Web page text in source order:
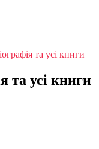
та усі книги
та усі книги